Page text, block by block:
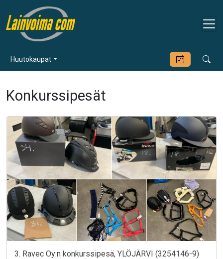
Huutokaupat
Konkurssipesät
3. Ravec Oy:n konkurssipesä, YLÖJÄRVI (3254146-9)